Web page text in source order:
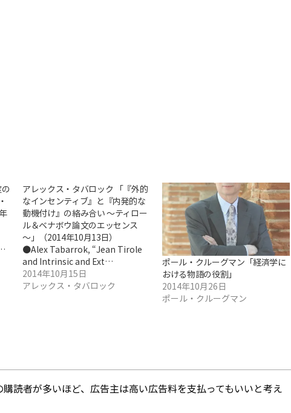
アレックス・タバロック 「『外的
なインセンティブ』と『内発的な
動機付け』の絡み合い ～ティロー
ル＆ベナボウ論文のエッセンス
～」（2014年10月13日）
●Alex Tabarrok, “Jean Tirole
and Intrinsic and Ext…
2014年10月15日
アレックス・タバロック
ポール・クルーグマン「経済学に
おける物語の役割」
2014年10月26日
ポール・クルーグマン
読者が多いほど、広告主は高い広告料を支払ってもいいと考え